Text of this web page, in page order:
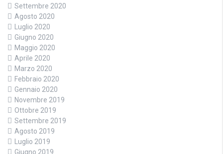
Settembre 2020
Agosto 2020
Luglio 2020
Giugno 2020
Maggio 2020
Aprile 2020
Marzo 2020
Febbraio 2020
Gennaio 2020
Novembre 2019
Ottobre 2019
Settembre 2019
Agosto 2019
Luglio 2019
Giugno 2019